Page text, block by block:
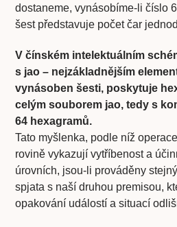
dostaneme, vynásobíme-li číslo
šest představuje počet čar
V čínském intelektuálním
s jao – nejzákladnějším
vynásoben šesti, poskytuje
celým souborem jao, tedy s
64 hexagramů.
Tato myšlenka, podle níž
rovině vykazují vytříbenost a
úrovních, jsou-li prováděny
spjata s naší druhou premisou,
opakování událostí a situací